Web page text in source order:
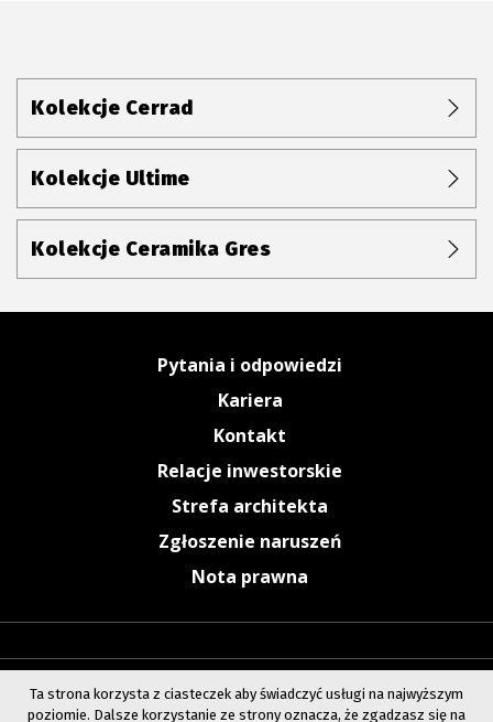
Kolekcje Cerrad
Kolekcje Ultime
Kolekcje Ceramika Gres
Pytania i odpowiedzi
Kariera
Kontakt
Relacje inwestorskie
Strefa architekta
Zgłoszenie naruszeń
Nota prawna
Ta strona korzysta z ciasteczek aby świadczyć usługi na najwyższym
poziomie. Dalsze korzystanie ze strony oznacza, że zgadzasz się na